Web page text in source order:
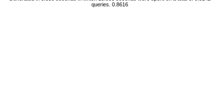
queries. 0.8616